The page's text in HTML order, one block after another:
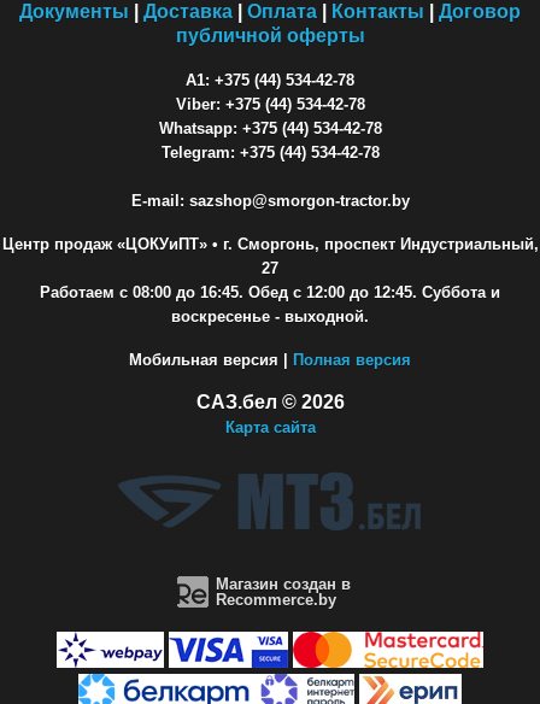
Документы Доставка Оплата Контакты
Договор
публичной оферты
A1: +375 (44) 534-42-78
Viber: +375 (44) 534-42-78
Whatsapp: +375 (44) 534-42-78
Telegram: +375 (44) 534-42-78
E-mail: sazshop@smorgon-tractor.by
Центр продаж «ЦОКУиПТ»• г. Сморгонь, проспект Индустриальный,
27
Работаем с 08:00 до 16:45. Обед с 12:00 до 12:45. Суббота и
воскресенье - выходной.
Мобильная версия | Полная версия
САЗ.бел © 2026
Карта сайта
Магазин создан в
Recommerce.by